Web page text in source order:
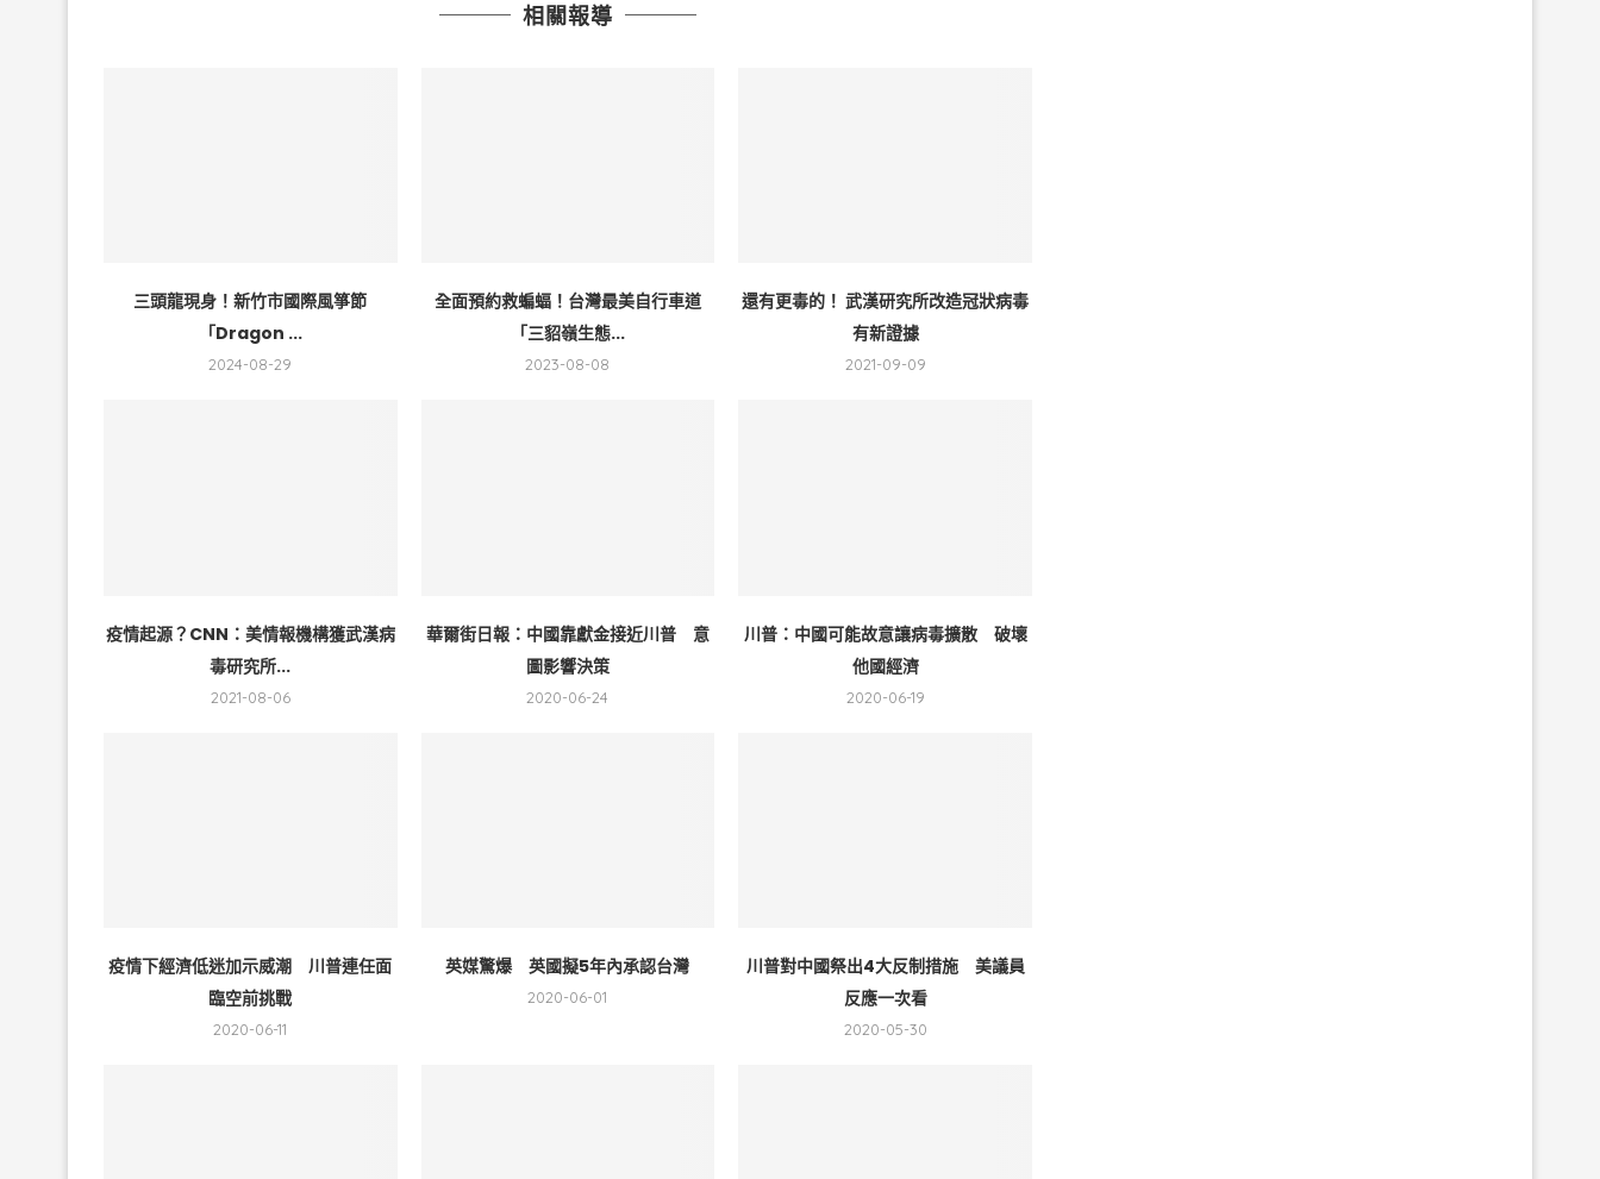
相關報導
三頭龍現身！新竹市國際風箏節
「Dragon ...
2024-08-29
全面預約救蝙蝠！台灣最美自行車道
「三貂嶺生態...
2023-08-08
還有更毒的！ 武漢研究所改造冠狀病毒
有新證據
2021-09-09
疫情起源？CNN：美情報機構獲武漢病
毒研究所...
2021-08-06
華爾街日報：中國靠獻金接近川普 意
圖影響決策
2020-06-24
川普：中國可能故意讓病毒擴散 破壞
他國經濟
2020-06-19
疫情下經濟低迷加示威潮 川普連任面
臨空前挑戰
2020-06-11
英媒驚爆 英國擬5年內承認台灣
2020-06-01
川普對中國祭出4大反制措施 美議員
反應一次看
2020-05-30